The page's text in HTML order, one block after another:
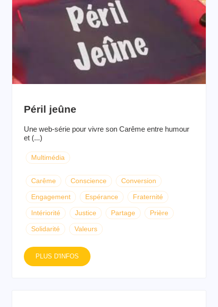
Péril jeûne
Une web-série pour vivre son Carême entre humour
et (...)
Multimédia
Carême Conscience Conversion
Engagement Espérance Fraternité
Intériorité Justice Partage Prière
Solidarité Valeurs
PLUS D'INFOS